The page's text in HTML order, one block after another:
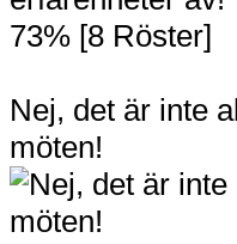
73% [8 Röster]
Nej, det är inte
möten!